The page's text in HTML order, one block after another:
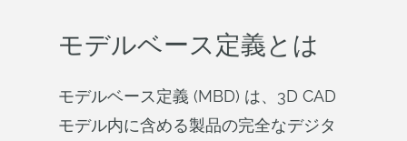
モデルベース定義とは
モデルベース定義 (MBD) は、3D CAD
モデル内に含める製品の完全なデジタ